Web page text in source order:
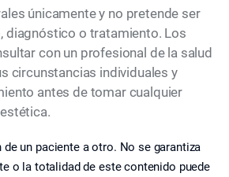
únicamente y no pretende ser
diagnóstico o tratamiento. Los
con un profesional de la salud
circunstancias individuales y
antes de tomar cualquier
un paciente a otro. No se garantiza
o la totalidad de este contenido puede